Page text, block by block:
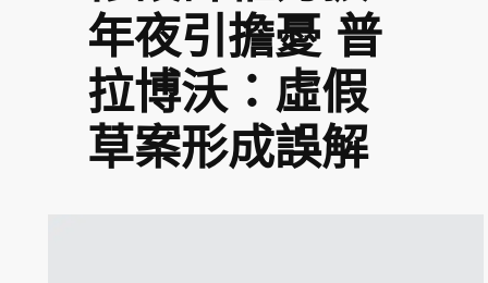
年夜引擔憂 普
拉博沃：虛假
草案形成誤解